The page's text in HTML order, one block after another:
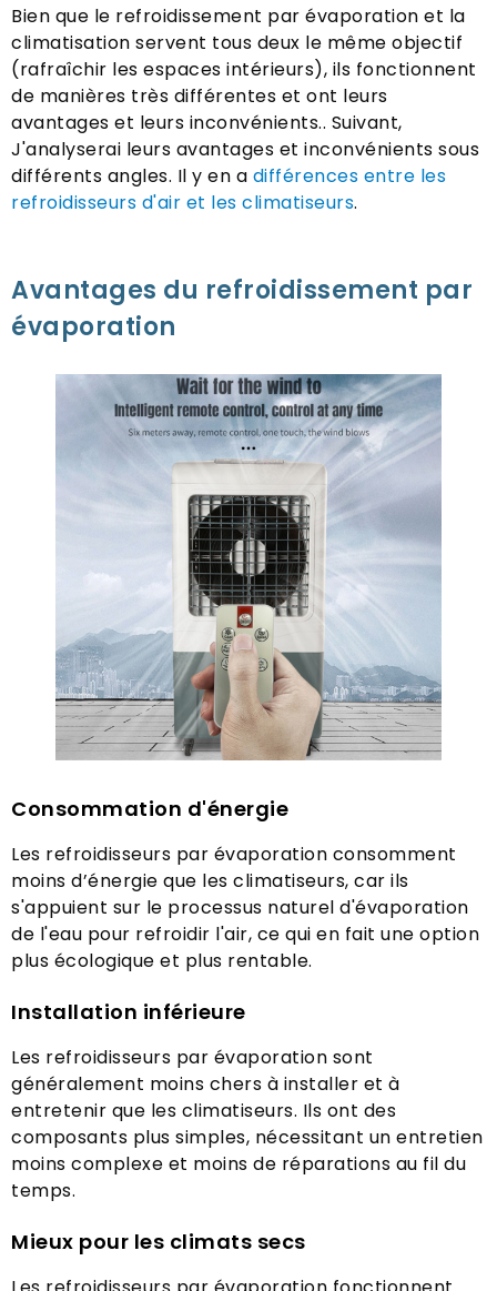
Bien que le refroidissement par évaporation et la
climatisation servent tous deux le même objectif
(rafraîchir les espaces intérieurs), ils fonctionnent
de manières très différentes et ont leurs
avantages et leurs inconvénients.. Suivant,
J'analyserai leurs avantages et inconvénients sous
différents angles. Il y en a différences entre les
refroidisseurs d'air et les climatiseurs.
Avantages du refroidissement par
évaporation
Consommation d'énergie
Les refroidisseurs par évaporation consomment
moins d’énergie que les climatiseurs, car ils
s'appuient sur le processus naturel d'évaporation
de l'eau pour refroidir l'air, ce qui en fait une option
plus écologique et plus rentable.
Installation inférieure
Les refroidisseurs par évaporation sont
généralement moins chers à installer et à
entretenir que les climatiseurs. Ils ont des
composants plus simples, nécessitant un entretien
moins complexe et moins de réparations au fil du
temps.
Mieux pour les climats secs